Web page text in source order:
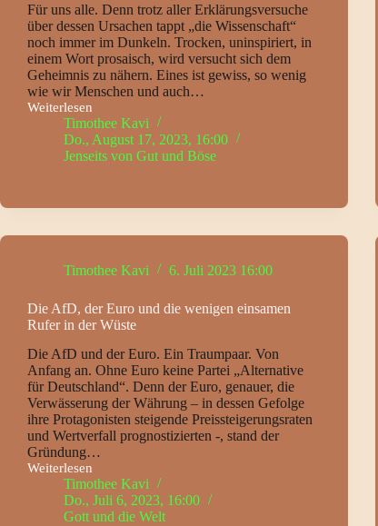
Für uns alle. Denn trotz aller Erklärungsversuche
über dessen Ursachen tappt „die Wissenschaft“
noch immer im Dunkeln. Trocken, uninspiriert, in
einem Wort prosaisch, wird versucht sich dem
Geheimnis zu nähern. Eines ist gewiss, so wenig
wie wir Menschen und auch…
Weiterlesen
Der
ein
Timothee Kavi
Do., August 17, 2023, 16:00
Jenseits von Gut und Böse
Timothee Kavi 6. Juli 2023 16:00
Die AfD, der Euro und die wenigen einsamen
Rufer in der Wüste
Die AfD und der Euro. Ein Traumpaar. Von
Anfang an. Ohne Euro keine Partei „Alternative
für Deutschland“. Denn der Euro, genauer, die
Verwässerung der Währung – in dessen Gefolge
ihre Protagonisten steigende Preissteigerungsraten
und Wertverfall prognostizierten -, stand der
Gründung…
Weiterlesen
Die
Timothee Kavi
Do., Juli 6, 2023, 16:00
Gott und die Welt